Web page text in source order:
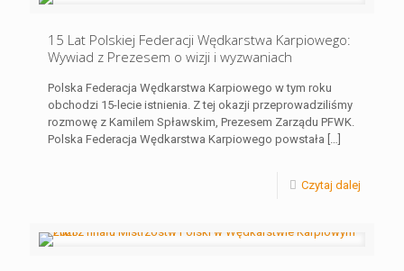
15 Lat Polskiej Federacji Wędkarstwa Karpiowego:
Wywiad z Prezesem o wizji i wyzwaniach
Polska Federacja Wędkarstwa Karpiowego w tym roku
obchodzi 15-lecie istnienia. Z tej okazji przeprowadziliśmy
rozmowę z Kamilem Spławskim, Prezesem Zarządu PFWK.
Polska Federacja Wędkarstwa Karpiowego powstała […]
Czytaj dalej